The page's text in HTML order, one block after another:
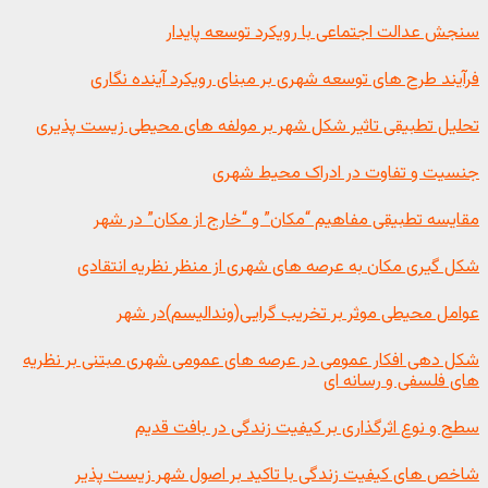
سنجش عدالت اجتماعی با رویکرد توسعه پایدار
فرآیند طرح های توسعه شهری بر مبنای رویکرد آینده نگاری
تحلیل تطبیقی تاثیر شکل شهر بر مولفه های محیطی زیست پذیری
جنسیت و تفاوت در ادراک محیط شهری
مقایسه تطبیقی مفاهیم “مکان” و “خارج از مکان” در شهر
شکل گیری مکان به عرصه های شهری از منظر نظریه انتقادی
عوامل محیطی موثر بر تخریب گرایی(وندالیسم)در شهر
شکل دهی افکار عمومی در عرصه های عمومی شهری مبتنی بر نظریه
های فلسفی و رسانه ای
سطح و نوع اثرگذاری بر کیفیت زندگی در بافت قدیم
شاخص های کیفیت زندگی با تاکید بر اصول شهر زیست پذیر